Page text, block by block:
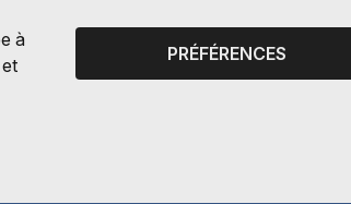
à
PRÉFÉRENCES